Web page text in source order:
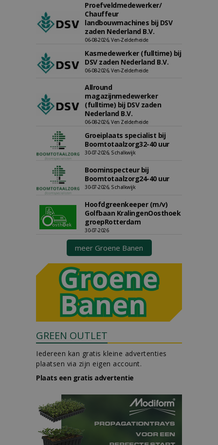
Proefveldmedewerker/
Chauffeur
landbouwmachines bij DSV
zaden Nederland B.V.
06-08-2026, Ven-Zelderheide
Kasmedewerker (fulltime) bij
DSV zaden Nederland B.V.
06-08-2026, Ven-Zelderheide
Allround
magazijnmedewerker
(fulltime) bij DSV zaden
Nederland B.V.
06-08-2026, Ven Zelderheide
Groeiplaats specialist bij
Boomtotaalzorg32-40 uur
30-07-2026, Schalkwijk
Boominspecteur bij
Boomtotaalzorg24-40 uur
30-07-2026, Schalkwijk
Hoofdgreenkeeper (m/v)
Golfbaan KralingenOosthoek
groepRotterdam
30-07-2026
meer Groene Banen
GREEN OUTLET
Iedereen kan gratis kleine advertenties
plaatsen via zijn eigen account.
Plaats een gratis advertentie